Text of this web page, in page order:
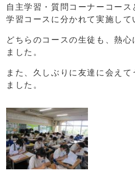
自主学習・質問コーナーコー
学習コースに分かれて実施して
どちらのコースの生徒も、熱
ました。
また、久しぶりに友達に会え
ました。